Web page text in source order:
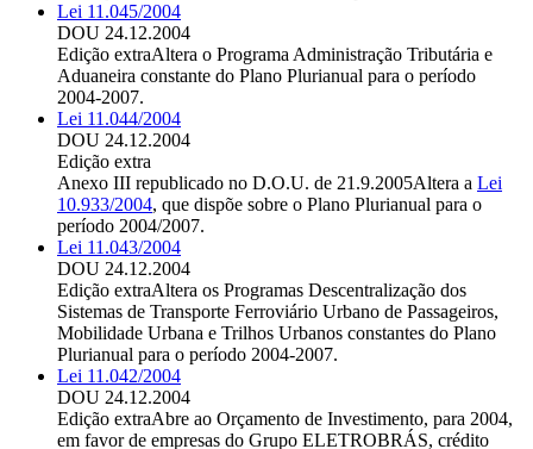
Lei 11.045/2004
DOU 24.12.2004
Edição extraAltera o Programa Administração Tributária e
Aduaneira constante do Plano Plurianual para o período
2004-2007.
Lei 11.044/2004
DOU 24.12.2004
Edição extra
Anexo III republicado no D.O.U. de 21.9.2005Altera a Lei
10.933/2004, que dispõe sobre o Plano Plurianual para o
período 2004/2007.
Lei 11.043/2004
DOU 24.12.2004
Edição extraAltera os Programas Descentralização dos
Sistemas de Transporte Ferroviário Urbano de Passageiros,
Mobilidade Urbana e Trilhos Urbanos constantes do Plano
Plurianual para o período 2004-2007.
Lei 11.042/2004
DOU 24.12.2004
Edição extraAbre ao Orçamento de Investimento, para 2004,
em favor de empresas do Grupo ELETROBRÁS, crédito